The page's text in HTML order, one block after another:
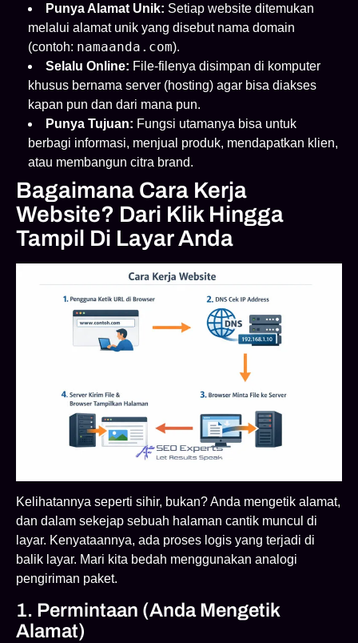
Punya Alamat Unik: Setiap website ditemukan
melalui alamat unik yang disebut nama domain
(contoh: namaanda.com).
Selalu Online: File-filenya disimpan di komputer
khusus bernama server (hosting) agar bisa diakses
kapan pun dan dari mana pun.
Punya Tujuan: Fungsi utamanya bisa untuk
berbagi informasi, menjual produk, mendapatkan klien,
atau membangun citra brand.
Bagaimana Cara Kerja
Website? Dari Klik Hingga
Tampil Di Layar Anda
Kelihatannya seperti sihir, bukan? Anda mengetik alamat,
dan dalam sekejap sebuah halaman cantik muncul di
layar. Kenyataannya, ada proses logis yang terjadi di
balik layar. Mari kita bedah menggunakan analogi
pengiriman paket.
1. Permintaan (Anda Mengetik
Alamat)